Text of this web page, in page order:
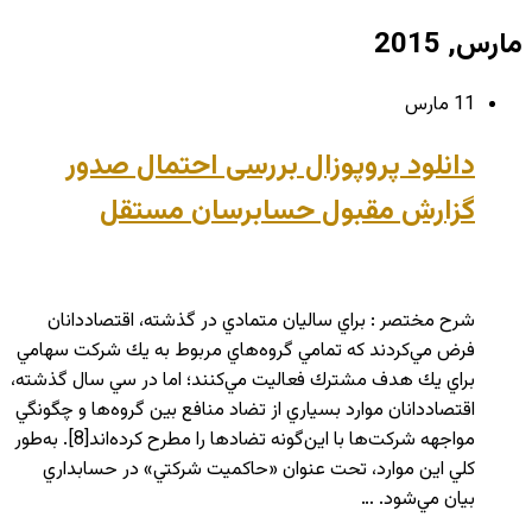
مارس, 2015
11 مارس
دانلود پروپوزال بررسی احتمال صدور
گزارش مقبول حسابرسان مستقل
شرح مختصر : براي ساليان متمادي در گذشته، اقتصاددانان
فرض مي‌كردند كه تمامي گروه‌هاي مربوط به يك شركت سهامي
براي يك هدف مشترك فعاليت مي‌كنند؛ اما در سي سال گذشته،
اقتصاددانان موارد بسياري از تضاد منافع بين گروه‌ها و چگونگي
مواجهه شركت‌ها با اين‌گونه تضادها را مطرح كرده‌اند[8]. به‌طور
كلي اين موارد، تحت عنوان «حاكميت شركتي» در حسابداري
بيان مي‌شود. …